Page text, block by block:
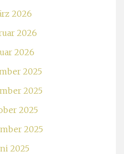
2026
2026
2026
2025
2025
2025
2025
2025